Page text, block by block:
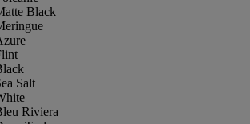
Black
Salt
Riviera